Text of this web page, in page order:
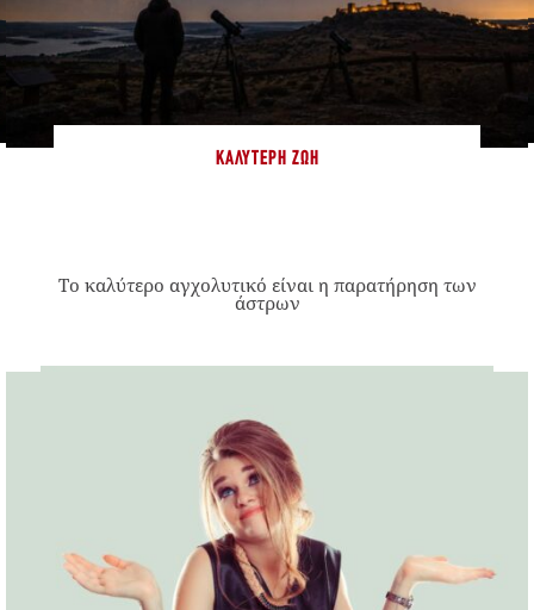
ΚΑΛΎΤΕΡΗ ΖΩΉ
Το καλύτερο αγχολυτικό είναι η παρατήρηση των
άστρων